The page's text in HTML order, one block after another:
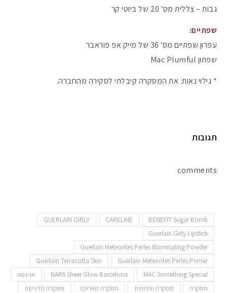
גבות – צללית מס' 20 של ביוטי קר
שפתיים:
עפרון שפתיים מס' 36 של מייק אפ פוראבר
שפתון Mac Plumful
* גילוי נאות: את המסקרה קיבלתי לסקירה מהחברה.
תגובות
comments
BENEFIT Sugar Bomb
CARELINE
GUERLAIN GIRLY
Guerlain Girly Lipstick
Guerlain Meteorites Perles Illuminating Powder
Guerlain Meteorites Perles Primer
Guerlain Terracotta Skin
MAC Something Special
NARS Sheer Glow Barcelona
אניגמה
מסקרה
מסקרה יומיומית מסקרה מאריכה
מסקרה מדגישה